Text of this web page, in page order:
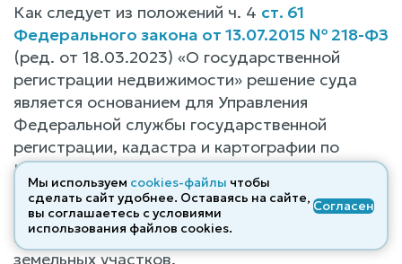
Как следует из положений ч. 4 ст. 61
Федерального закона от 13.07.2015 № 218-ФЗ
(ред. от 18.03.2023) «О государственной
регистрации недвижимости» решение суда
является основанием для Управления
Федеральной службы государственной
регистрации, кадастра и картографии по
Краснодарскому краю внести исправления
(изменения) в Единый государственный реестр
недвижимости в части местоположения
границ, площади и конфигурации спорных
земельных участков.
Мы используем cookies-файлы чтобы
сделать сайт удобнее. Оставаясь на сайте,
вы соглашаетесь с условиями
использования файлов cооkies.
Согласен